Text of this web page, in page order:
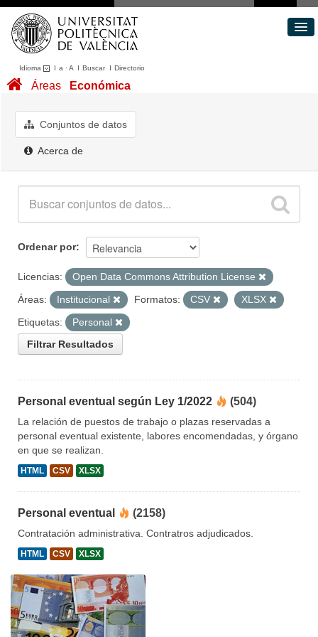
Idioma I a ·A I BuscarI Directorio
Conjuntos de datos
Acerca de
Áreas Económica
Conjuntos de datos
Acerca de
Ordenar por
Licencias:
Open Data Commons Attribution License
Áreas:
Institucional Formatos: CSV
XLSX
Etiquetas:
Personal
Filtrar Resultados
Personal eventual según Ley 1/2022 (504)
La relación de puestos de trabajo o plazas reservadas a
personal eventual existente, labores encomendadas, y órgano
en que se realizan.
HTML CSV XLSX
Personal eventual (2158)
Contratación administrativa. Contratros adjudicados.
HTML CSV XLSX